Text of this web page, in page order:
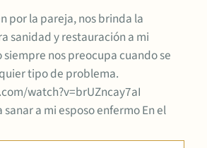
por la pareja, nos brinda la
sanidad y restauración a mi
nos preocupa cuando se
tipo de problema.
watch?v=brUZncay7aI
a mi esposo enfermo En el